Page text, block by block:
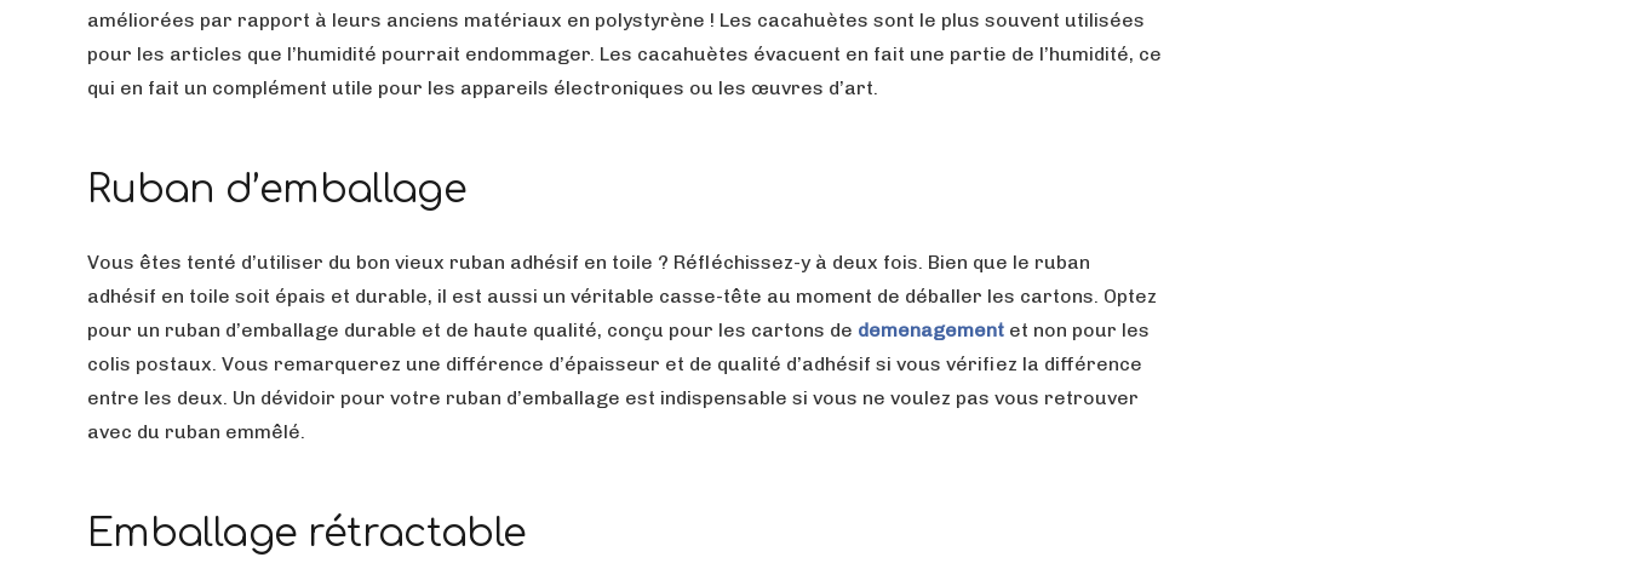
améliorées par rapport à leurs anciens matériaux en polystyrène ! Les cacahuètes sont le plus souvent utilisées
pour les articles que l’humidité pourrait endommager. Les cacahuètes évacuent en fait une partie de l’humidité, ce
qui en fait un complément utile pour les appareils électroniques ou les œuvres d’art.
Ruban d’emballage
Vous êtes tenté d’utiliser du bon vieux ruban adhésif en toile ? Réfléchissez-y à deux fois. Bien que le ruban
adhésif en toile soit épais et durable, il est aussi un véritable casse-tête au moment de déballer les cartons. Optez
pour un ruban d’emballage durable et de haute qualité, conçu pour les cartons de demenagement et non pour les
colis postaux. Vous remarquerez une différence d’épaisseur et de qualité d’adhésif si vous vérifiez la différence
entre les deux. Un dévidoir pour votre ruban d’emballage est indispensable si vous ne voulez pas vous retrouver
avec du ruban emmêlé.
Emballage rétractable